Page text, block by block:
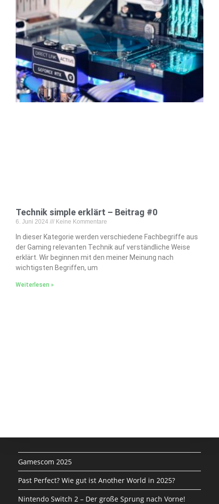
Technik simple erklärt – Beitrag #0
6. Juni 2024 Keine Kommentare
In dieser Kategorie werden verschiedene Fachbegriffe aus
der Gaming relevanten Technik auf verständliche Weise
erklärt. Wir beginnen mit den meiner Meinung nach
wichtigsten Begriffen, um
Weiterlesen »
Gamescom 2025
Past Perfect? Wie gut ist Another World in 2025?
Nintendo Switch 2 – Der große Sprung nach Vorne!